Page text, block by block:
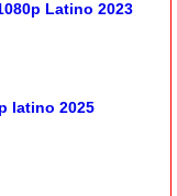
Latino 2023
latino 2025